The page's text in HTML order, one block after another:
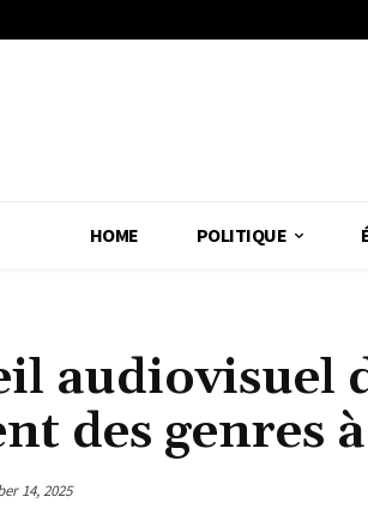
HOME POLITIQUE
audiovisuel
des genres
14, 2025